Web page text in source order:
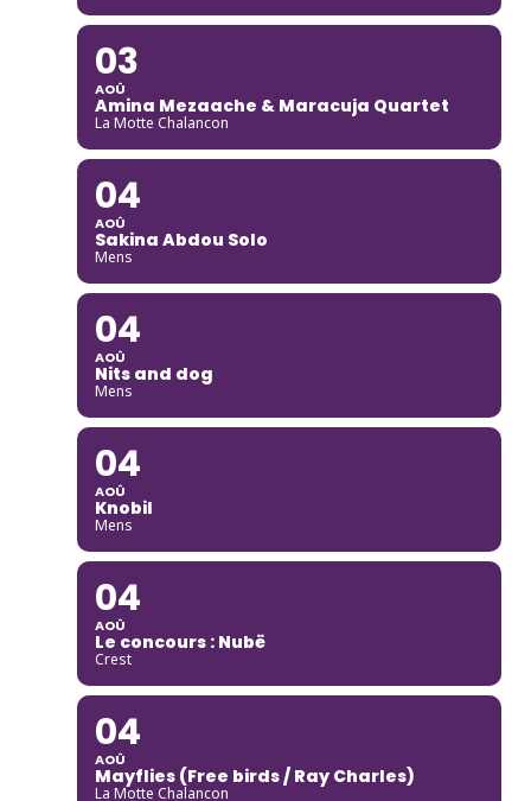
03
AOÛ
Amina Mezaache & Maracuja Quartet
La Motte Chalancon
04
AOÛ
Sakina Abdou Solo
Mens
04
AOÛ
Nits and dog
Mens
04
AOÛ
Knobil
Mens
04
AOÛ
Le concours : Nubë
Crest
04
AOÛ
Mayflies (Free birds / Ray Charles)
La Motte Chalancon